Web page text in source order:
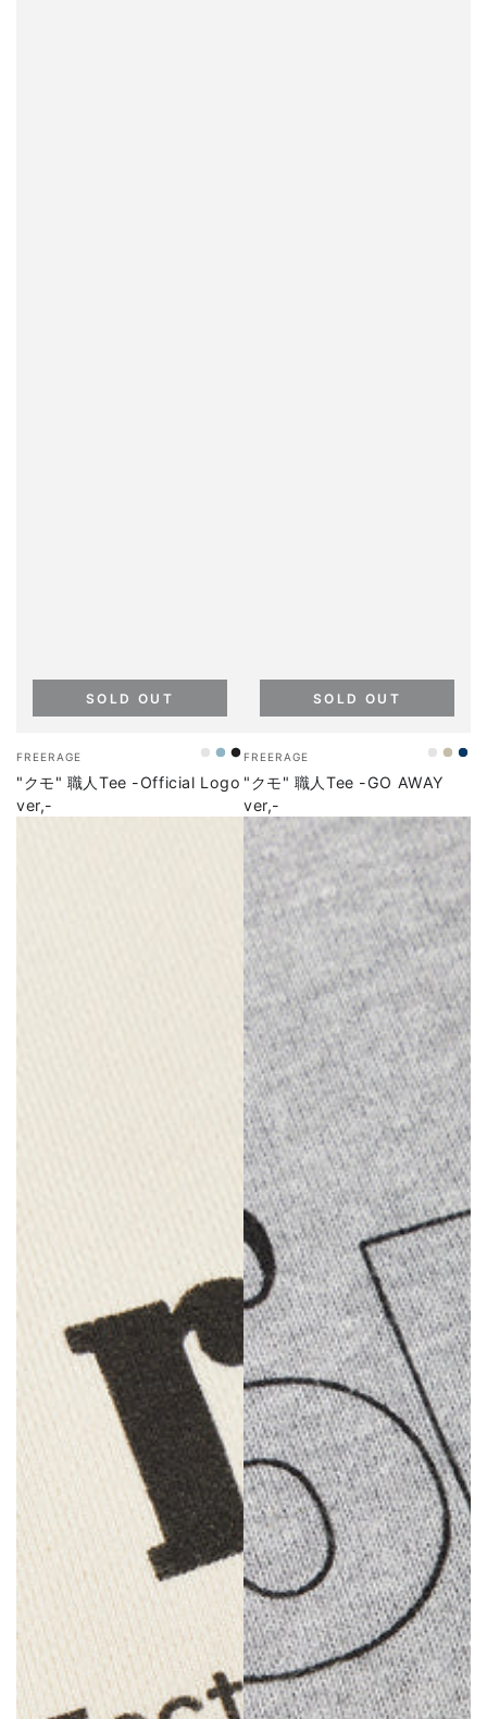
ベ
ン
ダ
ー
FREERAGE WHITE
SAXSUMI
"クモ" 職人Tee -Official Logo
ver,-
SOLD OUT
ベ
ン
ダ
ー
FREERAGE WHITE
"クモ" 職人Tee -GO AWAY
ver,-
SOLD OUT